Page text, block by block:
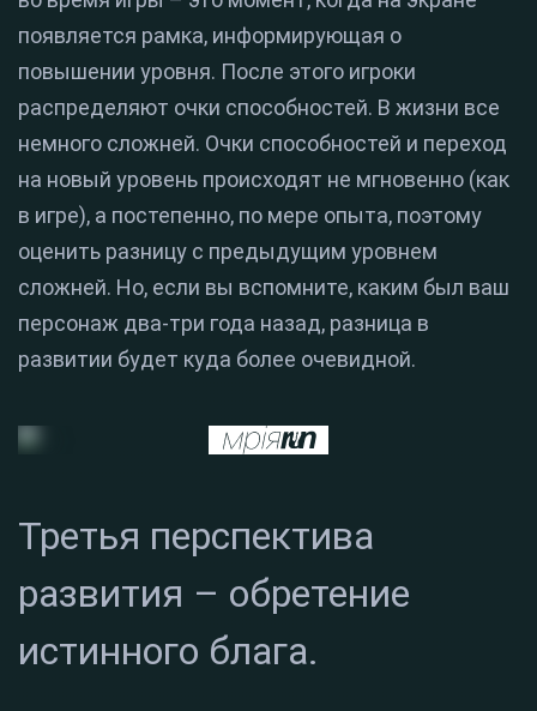
появляется рамка, информирующая о
повышении уровня. После этого игроки
распределяют очки способностей. В жизни все
немного сложней. Очки способностей и переход
на новый уровень происходят не мгновенно (как
в игре), а постепенно, по мере опыта, поэтому
оценить разницу с предыдущим уровнем
сложней. Но, если вы вспомните, каким был ваш
персонаж два-три года назад, разница в
развитии будет куда более очевидной.
Третья перспектива
развития – обретение
истинного блага.